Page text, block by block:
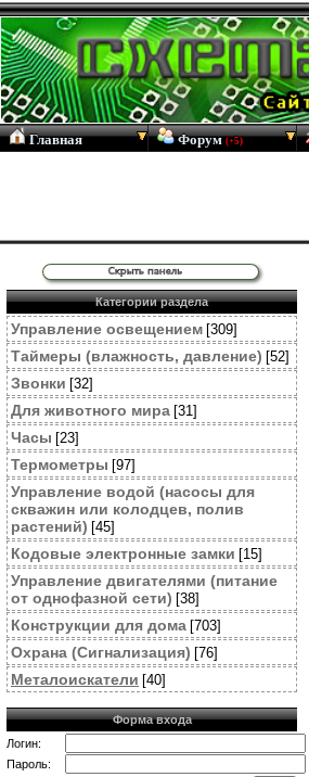
Главная Форум(+5)
Категории раздела
Управление освещением [309]
Таймеры (влажность, давление) [52]
Звонки [32]
Для животного мира [31]
Часы [23]
Термометры [97]
Управление водой (насосы для
скважин или колодцев, полив
растений) [45]
Кодовые электронные замки [15]
Управление двигателями (питание
от однофазной сети) [38]
Конструкции для дома [703]
Охрана (Сигнализация) [76]
Металоискатели [40]
Форма входа
Логин:
Пароль: